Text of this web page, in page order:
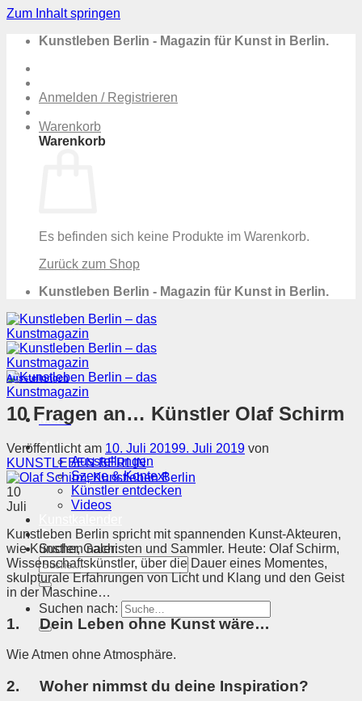
Zum Inhalt springen
Kunstleben Berlin - Magazin für Kunst in Berlin.
Anmelden / Registrieren
Warenkorb
Warenkorb
Es befinden sich keine Produkte im Warenkorb.
Zurück zum Shop
Kunstleben Berlin - Magazin für Kunst in Berlin.
Menü
Magazin
Ausstellungen
Szene & Kontext
Künstler entdecken
Videos
Orte
Suchen nach:
Suchen nach:
Ausstellungen
10 Fragen an… Künstler Olaf Schirm
Veröffentlicht am 10. Juli 20199. Juli 2019 von
KUNSTLEBEN BERLIN
10
Juli
Kunstleben Berlin spricht mit spannenden Kunst-Akteuren,
wie Künstler, Galeristen und Sammler. Heute: Olaf Schirm,
Wissenschaftskünstler, über die Dauer eines Momentes,
skulpturale Erfahrungen von Licht und Klang und den Geist
in der Maschine…
1. Dein Leben ohne Kunst wäre…
Wie Atmen ohne Atmosphäre.
2. Woher nimmst du deine Inspiration?